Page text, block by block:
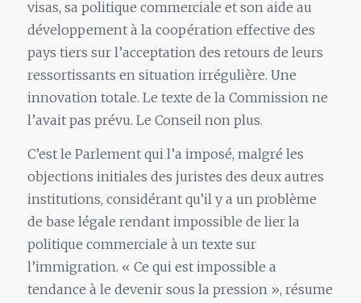
visas, sa politique commerciale et son aide au
développement à la coopération effective des
pays tiers sur l’acceptation des retours de leurs
ressortissants en situation irrégulière. Une
innovation totale. Le texte de la Commission ne
l’avait pas prévu. Le Conseil non plus.
C’est le Parlement qui l’a imposé, malgré les
objections initiales des juristes des deux autres
institutions, considérant qu’il y a un problème
de base légale rendant impossible de lier la
politique commerciale à un texte sur
l’immigration. « Ce qui est impossible a
tendance à le devenir sous la pression », résume